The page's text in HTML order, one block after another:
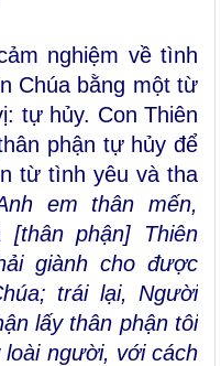
nghiệm về tình
Chúa bằng một từ
tự hủy. Con Thiên
phận tự hủy để
từ tình yêu và tha
em thân mến,
phận] Thiên
giành cho được
trái lại, Người
lấy thân phận tôi
người, với cách